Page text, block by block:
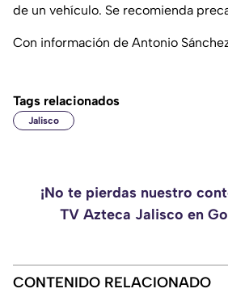
de un vehículo. Se recomienda
Con información de Antonio
Tags relacionados
Jalisco
¡No te pierdas nuestro
TV Azteca Jalisco en
CONTENIDO RELACIONADO